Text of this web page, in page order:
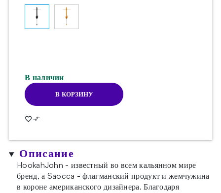
В наличии
Количество
Кальян
Saocca
Aluminium
Black
В КОРЗИНУ
Описание
HookahJohn - известный во всем кальянном мире
бренд, а Saocca - флагманский продукт и жемчужина
в короне американского дизайнера. Благодаря